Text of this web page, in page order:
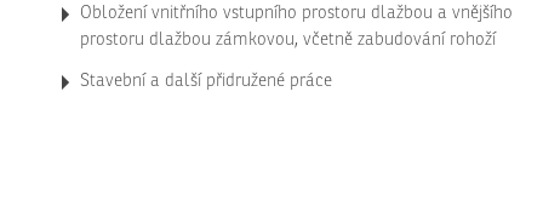
Obložení vnitřního vstupního prostoru dlažbou a vnějšího
prostoru dlažbou zámkovou, včetně zabudování rohoží
Stavební a další přidružené práce